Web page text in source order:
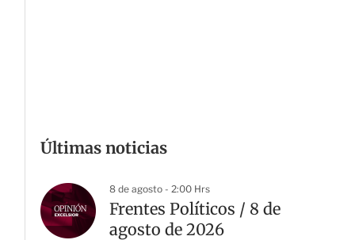
Últimas noticias
8 de agosto - 2:00 Hrs
Frentes Políticos / 8 de
agosto de 2026